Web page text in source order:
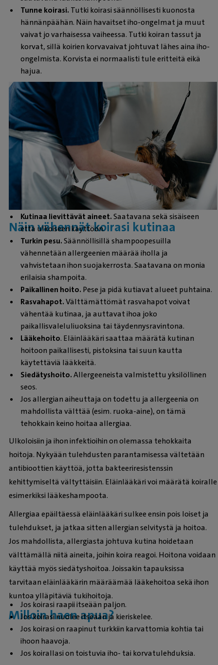
Tunne koirasi. Tutki koirasi säännöllisesti kuonosta
hännänpäähän. Näin havaitset iho-ongelmat ja muut
vaivat jo varhaisessa vaiheessa. Tutki koiran tassut ja
korvat, sillä koirien korvavaivat johtuvat lähes aina iho-
ongelmista. Korvista ei normaalisti tule eritteitä eikä
hajua.
Näin vähennät koirasi kutinaa
Kutinaa lievittävät aineet.Saatavana sekä sisäiseen
että ulkoiseen käyttöön.
Turkin pesu.Säännöllisillä shampoopesuilla
vähennetään allergeenien määrää iholla ja
vahvistetaan ihon suojakerrosta. Saatavana on monia
erilaisia shampoita.
Paikallinen hoito. Pese ja pidä kutiavat alueet puhtaina.
Rasvahapot.Välttämättömät rasvahapotvoivat
vähentää kutinaa, ja auttavat ihoa joko
paikallisvaleluliuoksina tai täydennysravintona.
Lääkehoito. Eläinlääkäri saattaa määrätä kutinan
hoitoon paikallisesti, pistoksina tai suun kautta
käytettäviä lääkkeitä.
Siedätyshoito.Allergeeneista valmistettu yksilöllinen
seos.
Jos allergian aiheuttaja on todettu ja allergeenia on
mahdollista välttää (esim. ruoka-aine), on tämä
tehokkain keino hoitaa allergiaa.
Ulkoloisiin ja ihon infektioihin on olemassa tehokkaita
hoitoja. Nykyään tulehdusten parantamisessa vältetään
antibioottien käyttöä, jotta bakteeriresistenssin
kehittymiseltä vältyttäisiin. Eläinlääkäri voi määrätä koiralle
esimerkiksi lääkeshampoota.
Allergiaa epäiltäessä eläinlääkäri sulkee ensin pois loiset ja
tulehdukset, ja jatkaa sitten allergian selvitystä ja hoitoa.
Jos mahdollista, allergiasta johtuva kutina hoidetaan
välttämällä niitä aineita, joihin koira reagoi. Hoitona voidaan
käyttää myös siedätyshoitoa. Joissakin tapauksissa
tarvitaan eläinlääkärin määräämää lääkehoitoa sekä ihon
kuntoa ylläpitäviä tukihoitoja.
Milloin haen apua?
Jos koirasi raapii itseään paljon.
Jos koirasi nuolee itseään ja kieriskelee.
Jos koirasi on raapinut turkkiin karvattomia kohtia tai
ihoon haavoja.
Jos koirallasi on toistuvia iho- tai korvatulehduksia.